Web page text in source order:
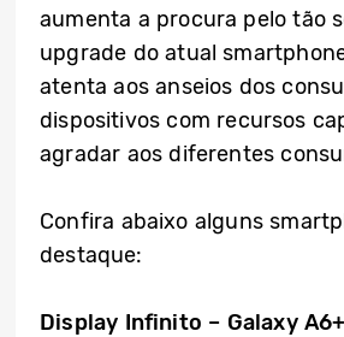
aumenta a procura pelo tão
upgrade do atual
atenta aos anseios dos
dispositivos com recursos
agradar aos diferentes
Confira abaixo alguns
destaque:
Display Infinito – Galaxy A6+